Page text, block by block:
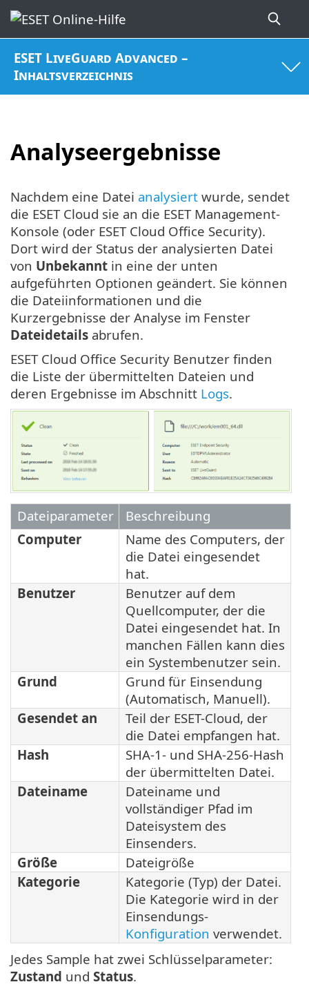
ESET LiveGuard Advanced –
Inhaltsverzeichnis
Analyseergebnisse
Nachdem eine Datei analysiert wurde, sendet
die ESET Cloud sie an die ESET Management-
Konsole (oder ESET Cloud Office Security).
Dort wird der Status der analysierten Datei
von Unbekannt in eine der unten
aufgeführten Optionen geändert. Sie können
die Dateiinformationen und die
Kurzergebnisse der Analyse im Fenster
Dateidetails abrufen.
ESET Cloud Office Security Benutzer finden
die Liste der übermittelten Dateien und
deren Ergebnisse im Abschnitt Logs.
Dateiparameter
Beschreibung
Computer
Name des Computers, der
die Datei eingesendet
hat.
Benutzer
Benutzer auf dem
Quellcomputer, der die
Datei eingesendet hat. In
manchen Fällen kann dies
ein Systembenutzer sein.
Grund
Grund für Einsendung
(Automatisch, Manuell).
Gesendet an
Teil der ESET-Cloud, der
die Datei empfangen hat.
Hash
SHA-1- und SHA-256-Hash
der übermittelten Datei.
Dateiname
Dateiname und
vollständiger Pfad im
Dateisystem des
Einsenders.
Größe
Dateigröße
Kategorie
Kategorie (Typ) der Datei.
Die Kategorie wird in der
Einsendungs-
Konfiguration verwendet.
Jedes Sample hat zwei Schlüsselparameter:
Zustand und Status.